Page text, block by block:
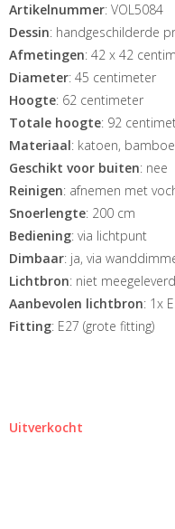
Artikelnummer: VOL5084
Dessin: handgeschilderde
Afmetingen: 42 x 42
Diameter: 45 centimeter
Hoogte: 62 centimeter
Totale hoogte: 92
Materiaal: katoen,
Geschikt voor buiten: nee
Reinigen: afnemen met
Snoerlengte: 200 cm
Bediening: via lichtpunt
Dimbaar: ja, via
Lichtbron: niet meegeleverd
Aanbevolen lichtbron: 1x
Fitting: E27 (grote fitting)
Uitverkocht